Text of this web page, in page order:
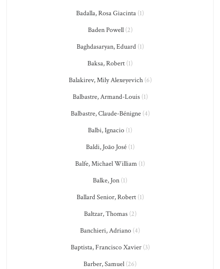
Badalla, Rosa Giacinta (1)
Baden Powell(2)
Baghdasaryan, Eduard(1)
Baksa, Robert (1)
Balakirev, Mily Alexeyevich(6)
Balbastre, Armand-Louis(1)
Balbastre, Claude-Bénigne(4)
Balbi, Ignacio (1)
Baldi, João José(1)
Balfe, Michael William (1)
Balke, Jon (1)
Ballard Senior, Robert(1)
Baltzar, Thomas(2)
Banchieri, Adriano (4)
Baptista, Francisco Xavier(3)
Barber, Samuel (26)